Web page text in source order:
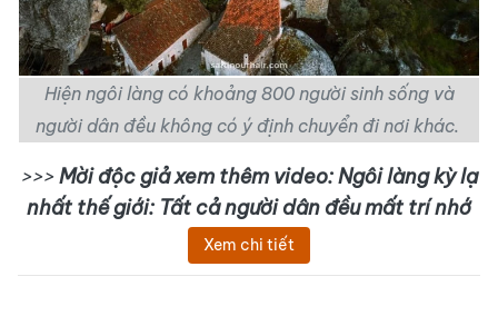
Hiện ngôi làng có khoảng 800 người sinh sống và
người dân đều không có ý định chuyển đi nơi khác.
>>>Mời độc giả xem thêm video: Ngôi làng kỳ lạ
nhất thế giới: Tất cả người dân đều mất trí nhớ
Xem chi tiết